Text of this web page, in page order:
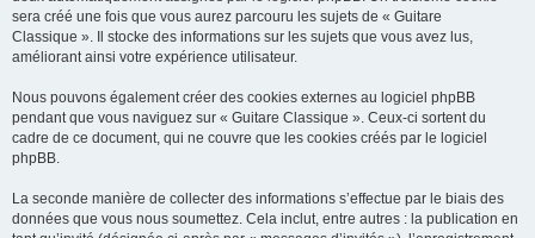
sera créé une fois que vous aurez parcouru les sujets de « Guitare
Classique ». Il stocke des informations sur les sujets que vous avez lus,
améliorant ainsi votre expérience utilisateur.
Nous pouvons également créer des cookies externes au logiciel phpBB
pendant que vous naviguez sur « Guitare Classique ». Ceux-ci sortent du
cadre de ce document, qui ne couvre que les cookies créés par le logiciel
phpBB.
La seconde manière de collecter des informations s’effectue par le biais des
données que vous nous soumettez. Cela inclut, entre autres : la publication en